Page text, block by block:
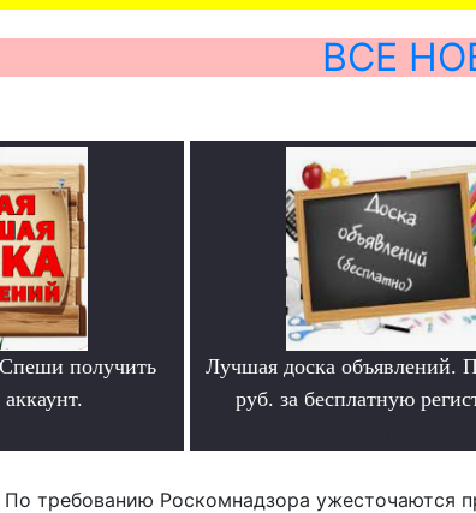
ВСЕ
получить
Лучшая доска объявлений.
руб. за бесплатную
По требованию Роскомнадзора ужесточаются